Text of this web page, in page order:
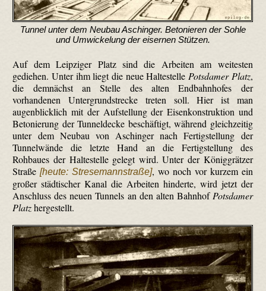
Tunnel unter dem Neubau Aschinger. Betonieren der Sohle
und Umwickelung der eisernen Stützen.
Auf dem Leipziger Platz sind die Arbeiten am weitesten
gediehen. Unter ihm liegt die neue Haltestelle Potsdamer Platz,
die demnächst an Stelle des alten Endbahnhofes der
vorhandenen Untergrundstrecke treten soll. Hier ist man
augenblicklich mit der Aufstellung der Eisenkonstruktion und
Betonierung der Tunneldecke beschäftigt, während gleichzeitig
unter dem Neubau von Aschinger nach Fertigstellung der
Tunnelwände die letzte Hand an die Fertigstellung des
Rohbaues der Haltestelle gelegt wird. Unter der Königgrätzer
Straße[heute: Stresemannstraße], wo noch vor kurzem ein
großer städtischer Kanal die Arbeiten hinderte, wird jetzt der
Anschluss des neuen Tunnels an den alten BahnhofPotsdamer
Platzhergestellt.